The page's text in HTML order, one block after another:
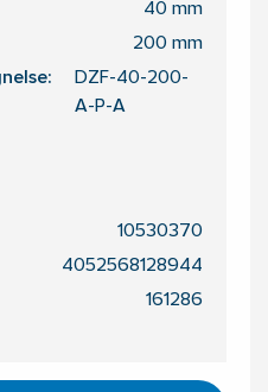
40 mm
200 mm
DZF-40-200-
A-P-A
10530370
4052568128944
161286